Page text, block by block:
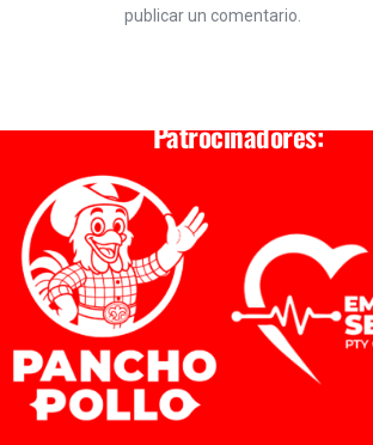
publicar un comentario.
Patrocinadores: